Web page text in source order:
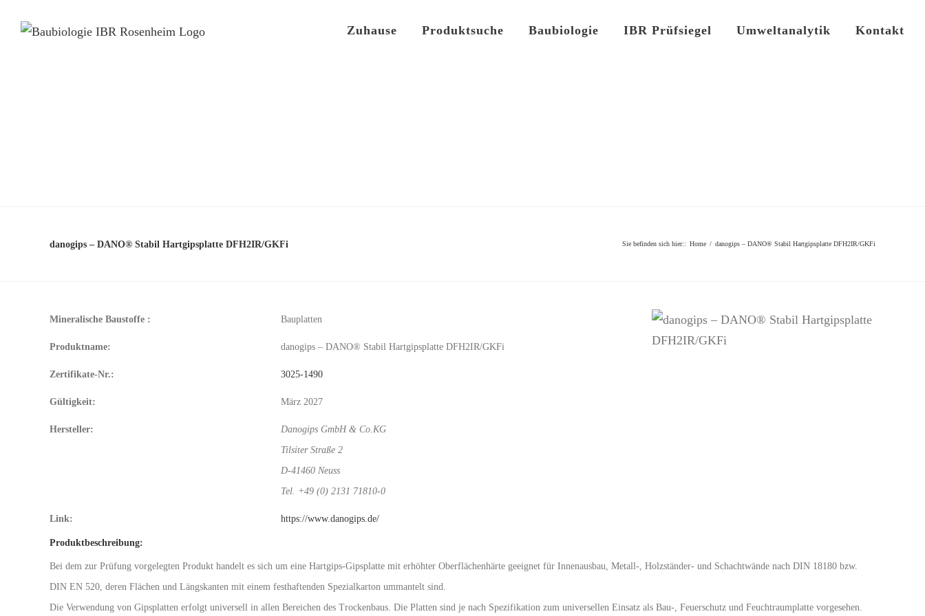
Zuhause Produktsuche Baubiologie IBR Prüfsiegel Umweltanalytik Kontakt
danogips – DANO® Stabil Hartgipsplatte DFH2IR/GKFi Sie befinden sich hier:: Home / danogips – DANO® Stabil Hartgipsplatte DFH2IR/GKFi
Mineralische Baustoffe : Bauplatten
Produktname: danogips – DANO® Stabil Hartgipsplatte DFH2IR/GKFi
Zertifikate-Nr.: 3025-1490
Gültigkeit: März 2027
Hersteller:
Danogips GmbH & Co.KG
Tilsiter Straße 2
D-41460 Neuss
Tel. +49 (0) 2131 71810-0
Link: https://www.danogips.de/
Produktbeschreibung:
Bei dem zur Prüfung vorgelegten Produkt handelt es sich um eine Hartgips-Gipsplatte mit erhöhter Oberflächenhärte geeignet für Innenausbau, Metall-, Holzständer- und Schachtwände nach DIN 18180 bzw.
DIN EN 520, deren Flächen und Längskanten mit einem festhaftenden Spezialkarton ummantelt sind.
Die Verwendung von Gipsplatten erfolgt universell in allen Bereichen des Trockenbaus. Die Platten sind je nach Spezifikation zum universellen Einsatz als Bau-, Feuerschutz und Feuchtraumplatte vorgesehen.